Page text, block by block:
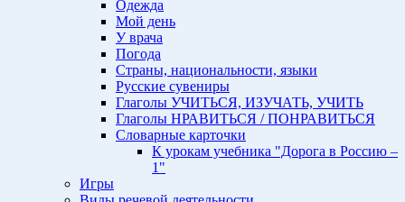
Одежда
Мой день
У врача
Погода
Страны, национальности, языки
Русские сувениры
Глаголы УЧИТЬСЯ, ИЗУЧАТЬ, УЧИТЬ
Глаголы НРАВИТЬСЯ / ПОНРАВИТЬСЯ
Словарные карточки
К урокам учебника "Дорога в Россию –
1"
Игры